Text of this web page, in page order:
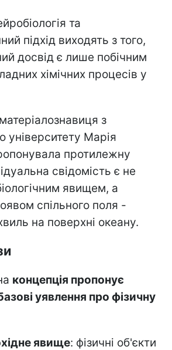
та
підхід виходять з того,
досвід є лише побічним
хімічних процесів у
з
університету Марія
протилежну
свідомість є не
явищем, а
спільного поля -
на поверхні океану.
концепція пропонує
уявлення про фізичну
явище: фізичні об'єкти